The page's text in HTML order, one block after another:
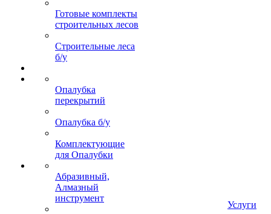
Готовые комплекты
строительных лесов
Строительные леса
б/у
Опалубка
перекрытий
Опалубка б/у
Комплектующие
для Опалубки
Абразивный,
Алмазный
инструмент
Услуги